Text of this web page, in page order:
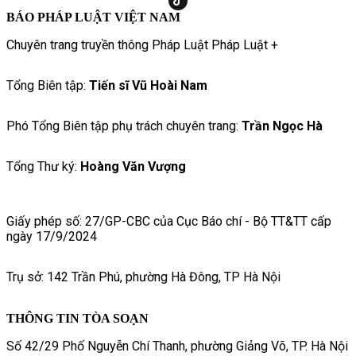
BÁO PHÁP LUẬT VIỆT NAM
Chuyên trang truyền thông Pháp Luật Pháp Luật +
Tổng Biên tập: Tiến sĩ Vũ Hoài Nam
Phó Tổng Biên tập phụ trách chuyên trang: Trần Ngọc Hà
Tổng Thư ký: Hoàng Văn Vượng
Giấy phép số: 27/GP-CBC của Cục Báo chí - Bộ TT&TT cấp
ngày 17/9/2024
Trụ sở: 142 Trần Phú, phường Hà Đông, TP Hà Nội
THÔNG TIN TÒA SOẠN
Số 42/29 Phố Nguyễn Chí Thanh, phường Giảng Võ, TP. Hà Nội